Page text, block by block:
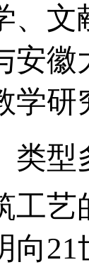
、
安徽
学
型
艺